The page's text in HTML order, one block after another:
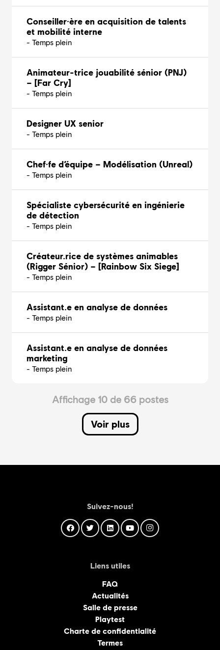
Conseiller·ère en acquisition de talents
et mobilité interne
- Temps plein
Animateur-trice jouabilité sénior (PNJ)
– [Far Cry]
- Temps plein
Designer UX senior
- Temps plein
Chef·fe d’équipe – Modélisation (Unreal)
- Temps plein
Spécialiste cybersécurité en ingénierie
de détection
- Temps plein
Créateur.rice de systèmes animables
(Rigger Sénior) – [Rainbow Six Siege]
- Temps plein
Assistant.e en analyse de données
- Temps plein
Assistant.e en analyse de données
marketing
- Temps plein
Affichage 10 de 66 postes
Voir plus
Suivez-nous!
Liens utiles
FAQ
Actualités
Salle de presse
Playtest
Charte de confidentialité
Termes